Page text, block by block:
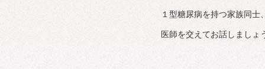
１型糖尿病を持つ家族同士
医師を交えてお話しましょ